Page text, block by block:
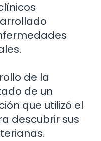
de la
de un
que utilizó el
descubrir sus